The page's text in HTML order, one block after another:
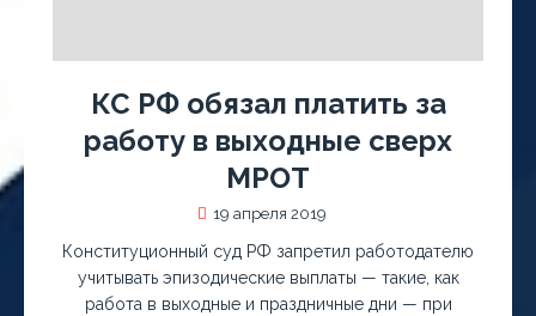
КС РФ обязал платить за
работу в выходные сверх
МРОТ
19 апреля 2019
Конституционный суд РФ запретил работодателю
учитывать эпизодические выплаты — такие, как
работа в выходные и праздничные дни — при